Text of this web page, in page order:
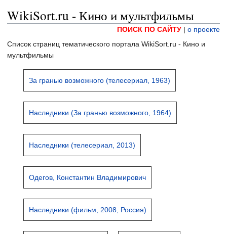
WikiSort.ru - Кино и мультфильмы
ПОИСК ПО САЙТУ | о проекте
Список страниц тематического портала WikiSort.ru - Кино и
мультфильмы
За гранью возможного (телесериал, 1963)
Наследники (За гранью возможного, 1964)
Наследники (телесериал, 2013)
Одегов, Константин Владимирович
Наследники (фильм, 2008, Россия)